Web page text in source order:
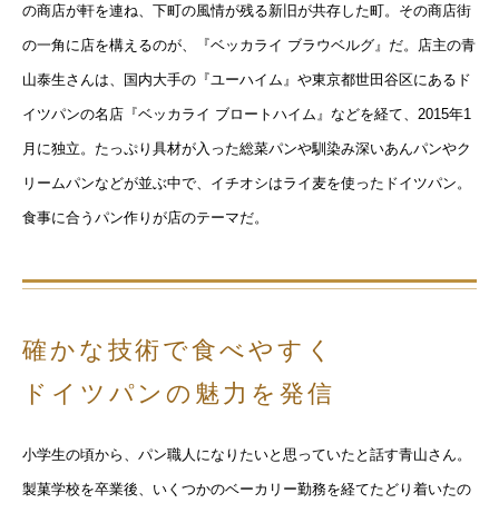
の商店が軒を連ね、下町の風情が残る新旧が共存した町。その商店街
の一角に店を構えるのが、『ベッカライ ブラウベルグ』だ。店主の青
山泰生さんは、国内大手の『ユーハイム』や東京都世田谷区にあるド
イツパンの名店『ベッカライ ブロートハイム』などを経て、2015年1
月に独立。たっぷり具材が入った総菜パンや馴染み深いあんパンやク
リームパンなどが並ぶ中で、イチオシはライ麦を使ったドイツパン。
食事に合うパン作りが店のテーマだ。
確かな技術で食べやすく
ドイツパンの魅力を発信
小学生の頃から、パン職人になりたいと思っていたと話す青山さん。
製菓学校を卒業後、いくつかのベーカリー勤務を経てたどり着いたの